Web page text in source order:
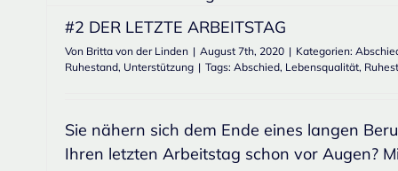
#2 DER LETZTE ARBEITSTAG
Von Britta von der Linden | August 7th, 2020 | Kategorien:
Ruhestand, Unterstützung | Tags: Abschied, Lebensqualität,
Sie nähern sich dem Ende eines langen
Ihren letzten Arbeitstag schon vor Augen?